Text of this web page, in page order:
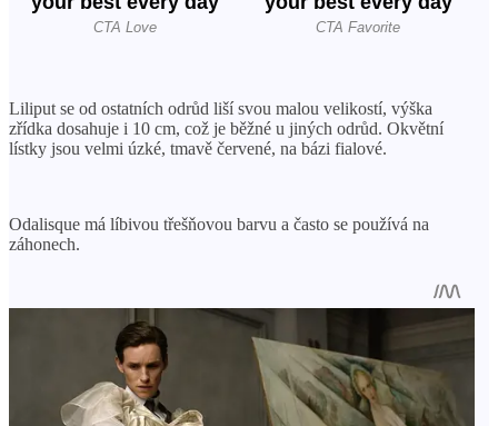
Liliput se od ostatních odrůd liší svou malou velikostí, výška
zřídka dosahuje i 10 cm, což je běžné u jiných odrůd. Okvětní
lístky jsou velmi úzké, tmavě červené, na bázi fialové.
Odalisque má líbivou třešňovou barvu a často se používá na
záhonech.